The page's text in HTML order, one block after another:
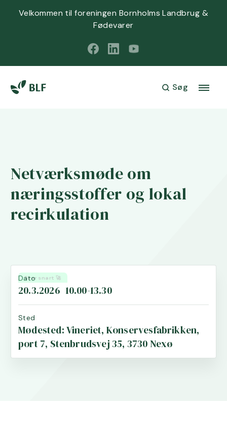
Velkommen til foreningen Bornholms Landbrug &
Fødevarer
Søg
Netværksmøde om
næringsstoffer og lokal
recirkulation
Sker snart 🚀
Dato
20.3.2026 10.00-13.30
Sted
Mødested: Vineriet, Konservesfabrikken,
port 7, Stenbrudsvej 35, 3730 Nexø